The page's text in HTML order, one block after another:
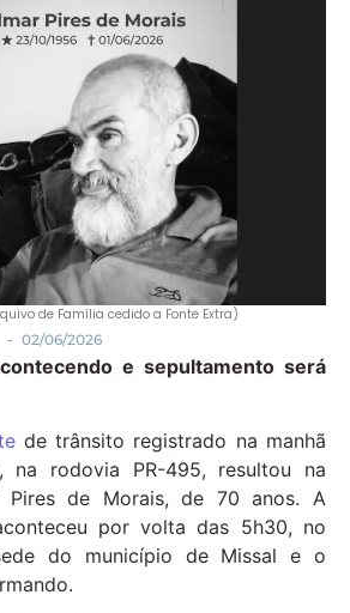
de Família cedido a Fonte Extra)
- 02/06/2026
e sepultamento será
de trânsito registrado na manhã
na rodovia PR-495, resultou na
Pires de Morais, de 70 anos. A
por volta das 5h30, no
do município de Missal e o